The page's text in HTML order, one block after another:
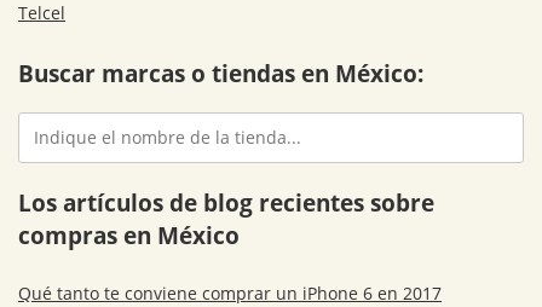
Telcel
Buscar marcas o tiendas en México:
Los artículos de blog recientes sobre
compras en México
Qué tanto te conviene comprar un iPhone 6 en 2017